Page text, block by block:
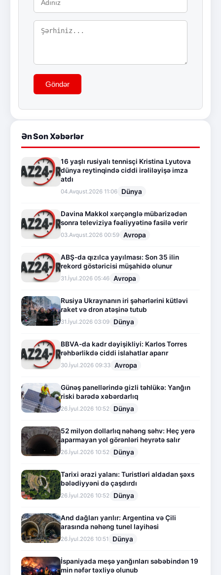
Göndər
Ən Son Xəbərlər
16 yaşlı rusiyalı tennisçi Kristina Lyutova
dünya reytinqində ciddi irəliləyişə imza
atdı
04.Avqust.2026 11:06 Dünya
Davina Makkol xərçənglə mübarizədən
sonra televiziya fəaliyyətinə fasilə verir
03.Avqust.2026 00:59 Avropa
ABŞ-da qızılca yayılması: Son 35 ilin
rekord göstəricisi müşahidə olunur
31.İyul.2026 05:46 Avropa
Rusiya Ukraynanın iri şəhərlərini kütləvi
raket və dron atəşinə tutub
31.İyul.2026 03:09 Dünya
BBVA-da kadr dəyişikliyi: Karlos Torres
rəhbərlikdə ciddi islahatlar aparır
30.İyul.2026 09:33 Avropa
Günəş panellərində gizli təhlükə: Yanğın
riski barədə xəbərdarlıq
26.İyul.2026 10:52 Dünya
52 milyon dollarlıq nəhəng səhv: Heç yerə
aparmayan yol görənləri heyrətə salır
26.İyul.2026 10:52 Dünya
Tarixi ərazi yalanı: Turistləri aldadan şəxs
bələdiyyəni də çaşdırdı
26.İyul.2026 10:52 Dünya
And dağları yarılır: Argentina və Çili
arasında nəhəng tunel layihəsi
26.İyul.2026 10:51 Dünya
İspaniyada meşə yanğınları səbəbindən 19
min nəfər təxliyə olunub